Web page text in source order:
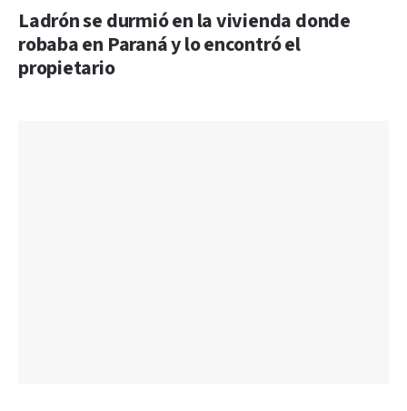
Ladrón se durmió en la vivienda donde
robaba en Paraná y lo encontró el
propietario